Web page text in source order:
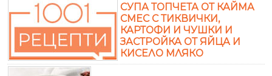
СУПА ТОПЧЕТА ОТ КАЙМА
СМЕС С ТИКВИЧКИ,
КАРТОФИ И ЧУШКИ И
ЗАСТРОЙКА ОТ ЯЙЦА И
КИСЕЛО МЛЯКО